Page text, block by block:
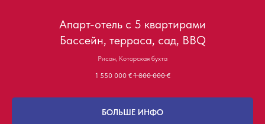
Апарт-отель с 5 квартирами
Бассейн, терраса, сад, BBQ
Рисан, Которская бухта
1 550 000 € 1 800 000 €
БОЛЬШЕ ИНФО